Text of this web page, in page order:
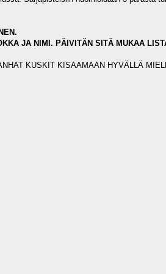
JA NIMI. PÄIVITÄN SITÄ MUKAA
KUSKIT KISAAMAAN HYVÄLLÄ